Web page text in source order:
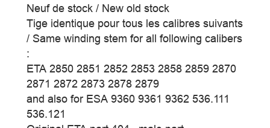
Neuf de stock / New old stock
Tige identique pour tous les calibres suivants
/ Same winding stem for all following calibers
:
ETA 2850 2851 2852 2853 2858 2859 2870
2871 2872 2873 2878 2879
and also for ESA 9360 9361 9362 536.111
536.121